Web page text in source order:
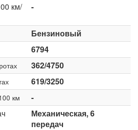
км/
-
Бензиновый
6794
362/4750
619/3250
км
-
Механическая, 6
передач